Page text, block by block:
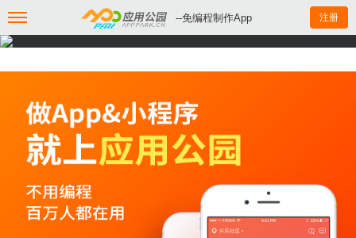
--免编程制作App 注册